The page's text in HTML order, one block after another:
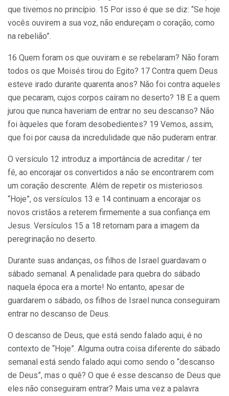
que tivemos no princípio. 15 Por isso é que se diz: “Se hoje
vocês ouvirem a sua voz, não endureçam o coração, como
na rebelião”.
16 Quem foram os que ouviram e se rebelaram? Não foram
todos os que Moisés tirou do Egito? 17 Contra quem Deus
esteve irado durante quarenta anos? Não foi contra aqueles
que pecaram, cujos corpos caíram no deserto? 18 E a quem
jurou que nunca haveriam de entrar no seu descanso? Não
foi àqueles que foram desobedientes? 19 Vemos, assim,
que foi por causa da incredulidade que não puderam entrar.
O versículo 12 introduz a importância de acreditar / ter
fé, ao encorajar os convertidos a não se encontrarem com
um coração descrente. Além de repetir os misteriosos
“Hoje”, os versículos 13 e 14 continuam a encorajar os
novos cristãos a reterem firmemente a sua confiança em
Jesus. Versículos 15 a 18 retornam para a imagem da
peregrinação no deserto.
Durante suas andanças, os filhos de Israel guardavam o
sábado semanal. A penalidade para quebra do sábado
naquela época era a morte! No entanto, apesar de
guardarem o sábado, os filhos de Israel nunca conseguiram
entrar no descanso de Deus.
O descanso de Deus, que está sendo falado aqui, é no
contexto de “Hoje”. Alguma outra coisa diferente do sábado
semanal está sendo falado aqui como sendo o “descanso
de Deus”, mas o quê? O que é esse descanso de Deus que
eles não conseguiram entrar? Mais uma vez a palavra